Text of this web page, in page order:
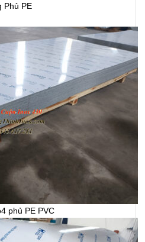
Phủ PE
phủ PE PVC